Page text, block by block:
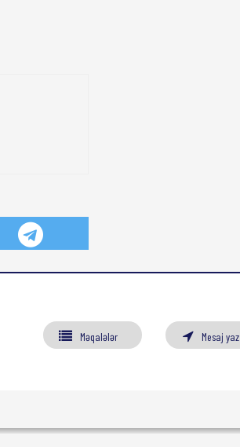
Məqalələr Mesaj yaz